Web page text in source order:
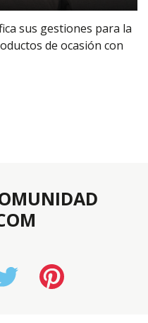
sus gestiones para la
de ocasión con